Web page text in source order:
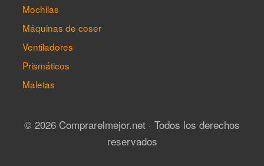
Mochilas
Máquinas de coser
Ventiladores
Prismáticos
Maletas
© 2026 Comprarelmejor.net · Todos los derechos
reservados